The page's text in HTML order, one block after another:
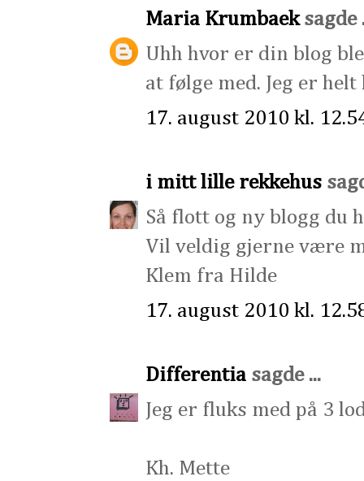
Maria Krumbaeksagde
Uhh hvor er din blog
at følge med. Jeg er
17. august 2010 kl.
i mitt lille rekkehus
Så flott og ny blogg
Vil veldig gjerne være
Klem fra Hilde
17. august 2010 kl.
Differentia sagde ...
Jeg er fluks med på 3
Kh. Mette